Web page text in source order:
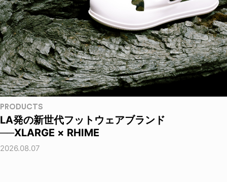
PRODUCTS
LA発の新世代フットウェアブランド
──XLARGE × RHIME
2026.08.07